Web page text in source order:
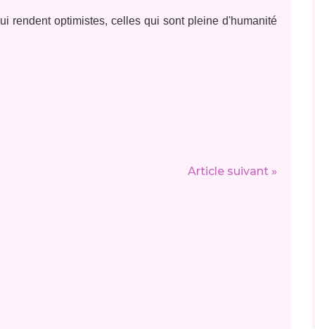
rendent optimistes, celles qui sont pleine d'humanité
Article suivant »